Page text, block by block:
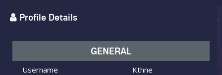
Profile Details
GENERAL
Username
Kthne